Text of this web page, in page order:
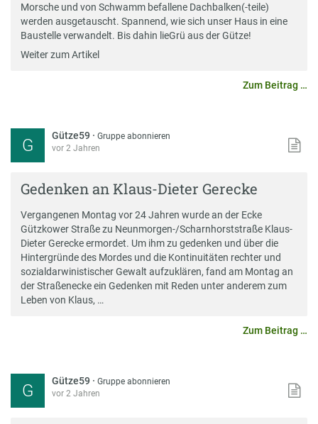
Morsche und von Schwamm befallene Dachbalken(-teile)
werden ausgetauscht. Spannend, wie sich unser Haus in eine
Baustelle verwandelt. Bis dahin lieGrü aus der Gütze!
Weiter zum Artikel
Zum Beitrag …
G Gütze59 ·Gruppe abonnieren
vor 2 Jahren
Gedenken an Klaus-Dieter Gerecke
Vergangenen Montag vor 24 Jahren wurde an der Ecke
Gützkower Straße zu Neunmorgen-/Scharnhorststraße Klaus-
Dieter Gerecke ermordet. Um ihm zu gedenken und über die
Hintergründe des Mordes und die Kontinuitäten rechter und
sozialdarwinistischer Gewalt aufzuklären, fand am Montag an
der Straßenecke ein Gedenken mit Reden unter anderem zum
Leben von Klaus, …
Zum Beitrag …
G Gütze59 ·Gruppe abonnieren
vor 2 Jahren